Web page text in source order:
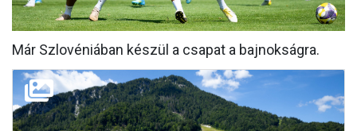
GALÉRIA
SZURKOLÓI ÉLMÉNYEK
AKKREDITÁCIÓ
Már Szlovéniában készül a csapat a bajnokságra.